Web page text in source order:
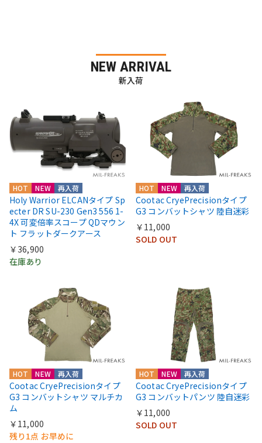
NEW ARRIVAL
新入荷
HOT NEW 再入荷
Holy Warrior ELCANタイプ Sp
ecter DR SU-230 Gen3 556 1-
4X 可変倍率スコープ QDマウン
ト フラットダークアース
￥36,900
在庫あり
HOT NEW 再入荷
Cootac CryePrecisionタイプ
G3 コンバットシャツ 陸自迷彩
￥11,000
SOLD OUT
HOT NEW 再入荷
Cootac CryePrecisionタイプ
G3 コンバットシャツ マルチカ
ム
￥11,000
残り1点 お早めに
HOT NEW 再入荷
Cootac CryePrecisionタイプ
G3 コンバットパンツ 陸自迷彩
￥11,000
SOLD OUT